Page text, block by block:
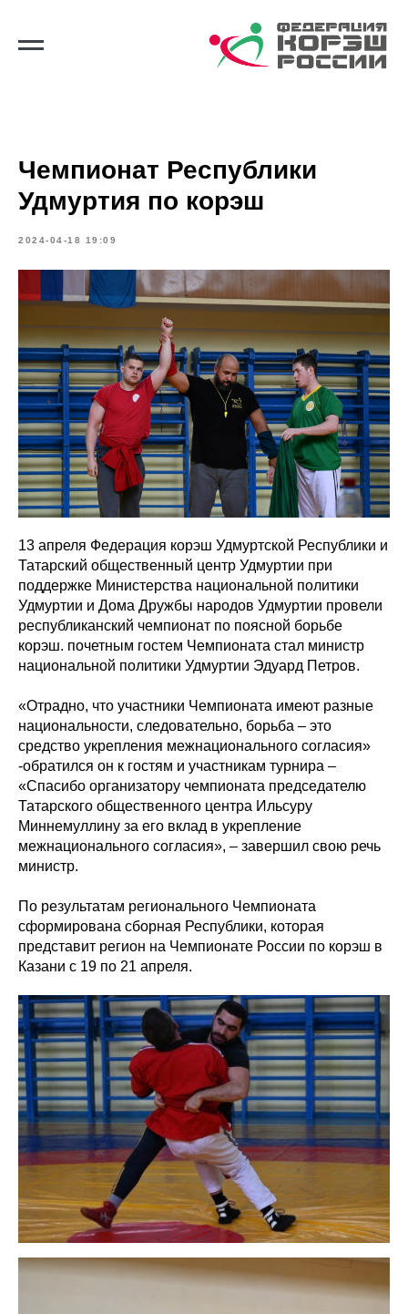
Чемпионат Республики
Удмуртия по корэш
2024-04-18 19:09
13 апреля Федерация корэш Удмуртской Республики и
Татарский общественный центр Удмуртии при
поддержке Министерства национальной политики
Удмуртии и Дома Дружбы народов Удмуртии провели
республиканский чемпионат по поясной борьбе
корэш. почетным гостем Чемпионата стал министр
национальной политики Удмуртии Эдуард Петров.
«Отрадно, что участники Чемпионата имеют разные
национальности, следовательно, борьба – это
средство укрепления межнационального согласия»
-обратился он к гостям и участникам турнира –
«Спасибо организатору чемпионата председателю
Татарского общественного центра Ильсуру
Миннемуллину за его вклад в укрепление
межнационального согласия», – завершил свою речь
министр.
По результатам регионального Чемпионата
сформирована сборная Республики, которая
представит регион на Чемпионате России по корэш в
Казани с 19 по 21 апреля.